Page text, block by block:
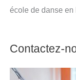
école de danse
Contactez-